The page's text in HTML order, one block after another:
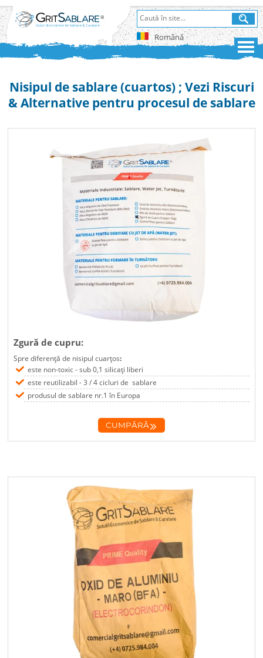
Română
Nisipul de sablare (cuartos) ; Vezi Riscuri
& Alternative pentru procesul de sablare
Zgură de cupru:
Spre diferență de nisipul cuarțos:
este non-toxic - sub 0,1 silicați liberi
este reutilizabil - 3 / 4 cicluri de sablare
produsul de sablare nr.1 în Europa
CUMPĂRĂ